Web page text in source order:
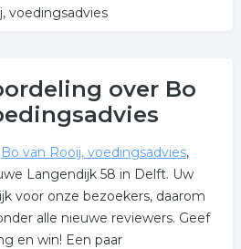
voedingsadvies
over Bo
Bo van Rooij, voedingsadvies,
Langendijk 58 in Delft. Uw
voor onze bezoekers, daarom
alle nieuwe reviewers. Geef
en win! Een paar